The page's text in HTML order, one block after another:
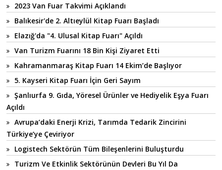
2023 Van Fuar Takvimi Açıklandı
Balıkesir'de 2. Altıeylül Kitap Fuarı Başladı
Elazığ'da "4. Ulusal Kitap Fuarı" Açıldı
Van Turizm Fuarını 18 Bin Kişi Ziyaret Etti
Kahramanmaraş Kitap Fuarı 14 Ekim’de Başlıyor
5. Kayseri Kitap Fuarı İçin Geri Sayım
Şanlıurfa 9. Gıda, Yöresel Ürünler ve Hediyelik Eşya Fuarı
Açıldı
Avrupa’daki Enerji Krizi, Tarımda Tedarik Zincirini
Türkiye’ye Çeviriyor
Logistech Sektörün Tüm Bileşenlerini Buluşturdu
Turizm Ve Etkinlik Sektörünün Devleri Bu Yıl Da